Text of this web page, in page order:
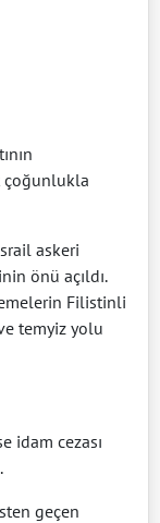
çoğunlukla
askeri
önü açıldı.
Filistinli
temyiz yolu
idam cezası
geçen